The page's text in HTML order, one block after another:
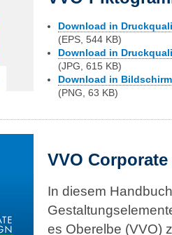
Download in
(EPS, 544 KB)
Download in
(JPG, 615 KB)
Download in
(PNG, 63 KB)
VVO
In diesem
es Oberelbe (VVO)